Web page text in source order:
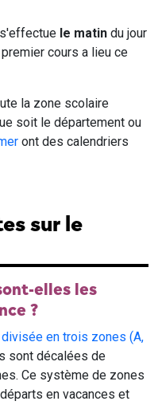
le matin du jour
cours a lieu ce
la zone scolaire
soit le département ou
ont des calendriers
sur le
elles les
?
en trois zones (A,
sont décalées de
Ce système de zones
en vacances et